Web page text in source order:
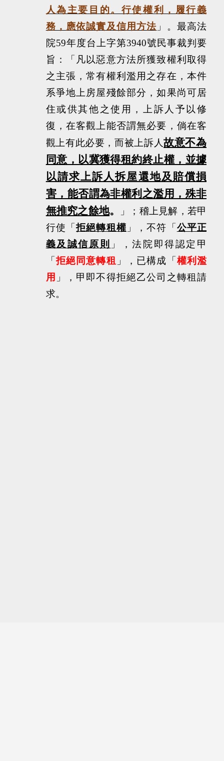
人為主要目的。行使權利，履行義
務，應依誠實及信用方法 」。最高法
院59年度台上字第3940號民事裁判要
旨：
「凡以惡意方法所獲致權利取得
之主張，常有權利濫用之存在，本件
系爭地上房屋殘餘部分，如果尚可居
住或供其他之使用，上訴人予以修
復，在客觀上能否謂無必要，倘在客
觀上有此必要，而被上訴人故意不為
同意，以冀獲得租約終止權，並據
以請求上訴人拆屋還地及賠償損
害，能否謂為非權利之濫用，殊非
無推究之餘地。
」；稽上見解，若甲
行使「拒絕轉租權 」，不符「 公平正
義及誠信原則
」，法院即得認定甲
「拒絕同意轉租 」，已構成「 權利濫
用 」，甲即不得拒絕乙公司之轉租請
求。